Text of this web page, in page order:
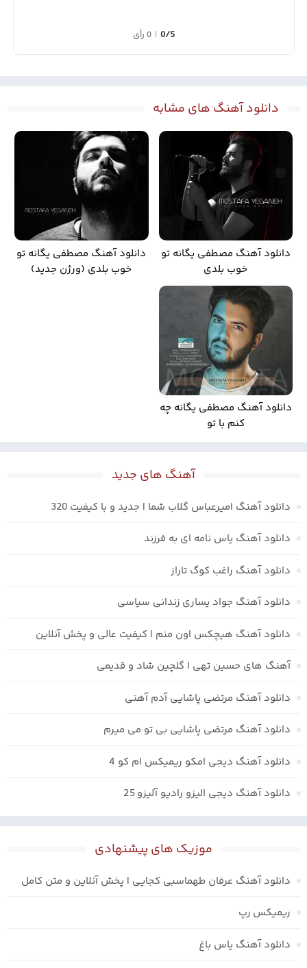
0/5
| 0 رأی
دانلود آهنگ های مشابه
دانلود آهنگ مصطفی یگانه تو
خوب بلدی
دانلود آهنگ مصطفی یگانه تو
خوب بلدی (ورژن جدید)
دانلود آهنگ مصطفی یگانه چه
کنم با تو
آهنگ های جدید
دانلود آهنگ امیرعباس گلاب شما | جدید و با کیفیت 320
دانلود آهنگ یاس نامه ای به فرزند
دانلود آهنگ راغب کوگ تاراز
دانلود آهنگ جواد یساری زندانی سیاسی
دانلود آهنگ هیچکس اون منم | کیفیت عالی و پخش آنلاین
آهنگ های حسین تهی | گلچین شاد و قدیمی
دانلود آهنگ مرتضی پاشایی آدم آهنی
دانلود آهنگ مرتضی پاشایی بی تو می میرم
دانلود آهنگ دیجی امکو ریمیکس ام کو 4
دانلود آهنگ دیجی الیزو رادیو آلیزو 25
موزیک های پیشنهادی
دانلود آهنگ عرفان طهماسبی کجایی | پخش آنلاین و متن کامل
ریمیکس رپ
دانلود آهنگ یاس باغ